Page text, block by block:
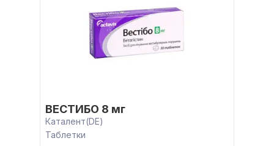
ВЕСТИБО 8 мг
Каталент(DE)
Таблетки